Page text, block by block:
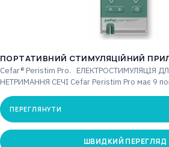
ПОРТАТИВНИЙ СТИМУЛЯЦІЙНИЙ
Cefar® Peristim Pro. ЕЛЕКТРОСТИМУЛЯЦІЯ
НЕТРИМАННЯ СЕЧІ Cefar Peristim Pro має 9
встановлених…
ПЕРЕГЛЯНУТИ
ШВИДКИЙ ПЕРЕГЛЯД